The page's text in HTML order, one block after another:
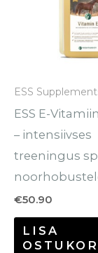
ESS
ESS E-
– intensiivses
treeningus
€50.90
LISA